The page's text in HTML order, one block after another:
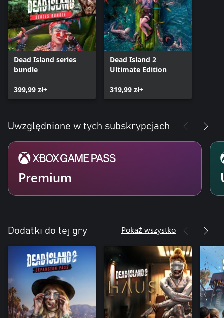
Dead Island series
bundle
399,99 zł+
Dead Island 2
Ultimate Edition
319,99 zł+
Uwzględnione w tych subskrypcjach
Premium
Dodatki do tej gry Pokaż wszystko